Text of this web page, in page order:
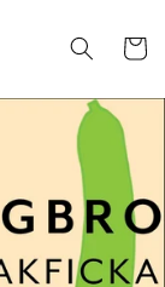
Cart